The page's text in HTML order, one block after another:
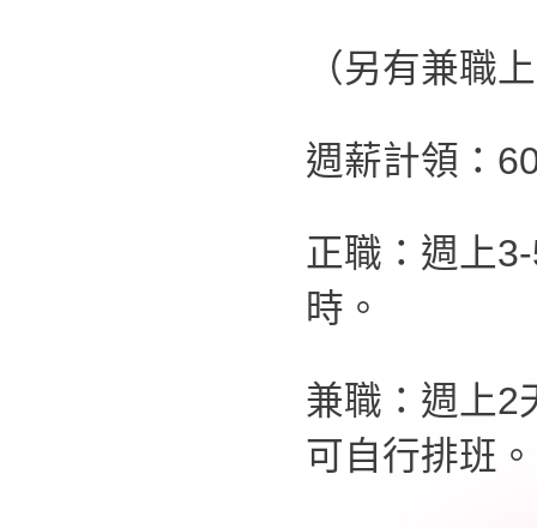
（另有兼職
週薪計領：
正職：週上
時。
兼職：週上2
可自行排班。